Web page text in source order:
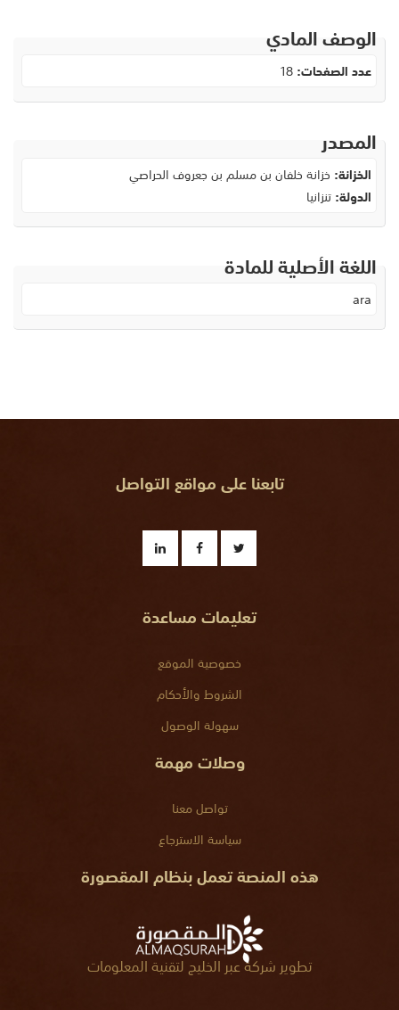
الوصف المادي
عدد الصفحات:18
المصدر
الخزانة: خزانة خلفان بن مسلم بن جعروف الحراصي
الدولة:تنزانيا
اللغة الأصلية للمادة
ara
تابعنا على مواقع التواصل
تعليمات مساعدة
خصوصية الموقع
الشروط والأحكام
سهولة الوصول
وصلات مهمة
تواصل معنا
سياسة الاسترجاع
هذه المنصة تعمل بنظام المقصورة
تطوير شركة عبر الخليج لتقنية المعلومات